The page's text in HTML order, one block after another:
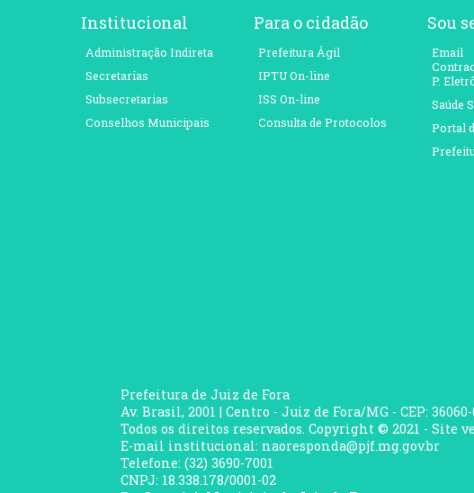
Institucional
Administração Indireta
Secretarias
Subsecretarias
Conselhos Municipais
Para o cidadão
Prefeitura Ágil
IPTU On-line
ISS On-line
Consulta de Protocolos
Sou
Email
P.
Saúde
Portal
Prefeitura de Juiz de Fora
Av. Brasil, 2001 | Centro - Juiz de Fora/MG - CEP: 36060-
Todos os direitos reservados. Copyright © 2021 - Site
E-mail institucional: naoresponda@pjf.mg.gov.br
Telefone: (32) 3690-7001
CNPJ: 18.338.178/0001-02